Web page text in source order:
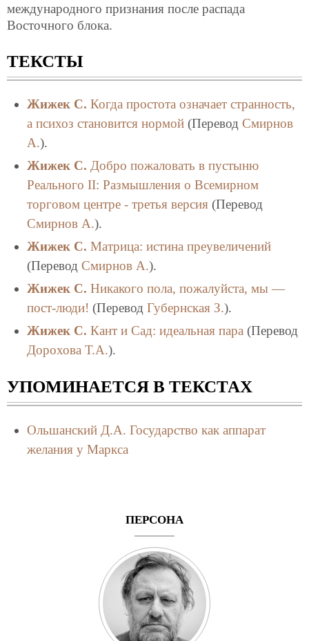
международного признания после распада
Восточного блока.
ТЕКСТЫ
Жижек С. Когда простота означает странность,
а психоз становится нормой(Перевод Смирнов
А.).
Жижек С. Добро пожаловать в пустыню
Реального II: Размышления о Всемирном
торговом центре - третья версия(Перевод
Смирнов А.).
Жижек С. Матрица: истина преувеличений
(Перевод Смирнов А.).
Жижек С. Никакого пола, пожалуйста, мы —
пост-люди! (Перевод Губернская З.).
Жижек С. Кант и Сад: идеальная пара (Перевод
Дорохова Т.А.).
УПОМИНАЕТСЯ В ТЕКСТАХ
Ольшанский Д.А. Государство как аппарат
желания у Маркса
ПЕРСОНА